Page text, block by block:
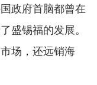
政府首脑都曾在
盛锡福的发展。
场，还远销海